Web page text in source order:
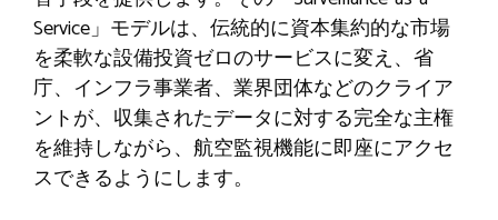
Service」モデルは、伝統的に資本集約的な市場
を柔軟な設備投資ゼロのサービスに変え、省
庁、インフラ事業者、業界団体などのクライア
ントが、収集されたデータに対する完全な主権
を維持しながら、航空監視機能に即座にアクセ
スできるようにします。